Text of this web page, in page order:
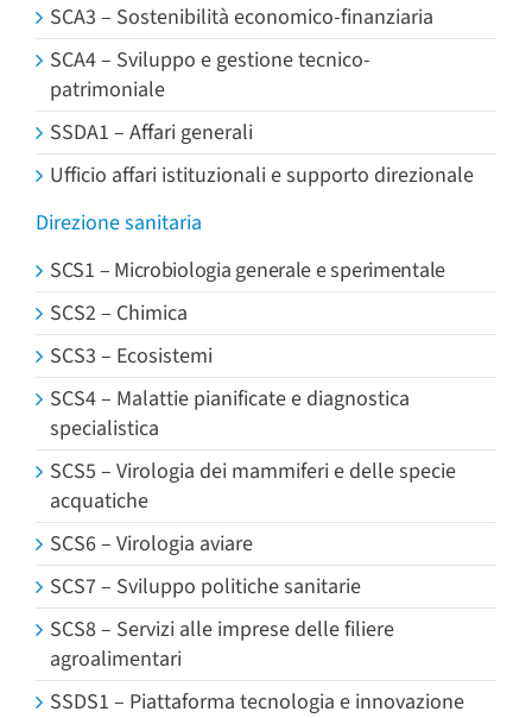
SCA3 – Sostenibilità economico-finanziaria
SCA4 – Sviluppo e gestione tecnico-
patrimoniale
SSDA1 – Affari generali
Ufficio affari istituzionali e supporto direzionale
Direzione sanitaria
SCS1 – Microbiologia generale e sperimentale
SCS2 – Chimica
SCS3 – Ecosistemi
SCS4 – Malattie pianificate e diagnostica
specialistica
SCS5 – Virologia dei mammiferi e delle specie
acquatiche
SCS6 – Virologia aviare
SCS7 – Sviluppo politiche sanitarie
SCS8 – Servizi alle imprese delle filiere
agroalimentari
SSDS1 – Piattaforma tecnologia e innovazione